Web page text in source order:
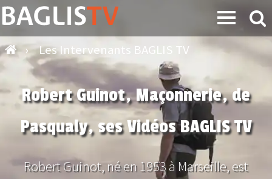
› Les Intervenants BAGLIS TV
Robert Guinot, Maçonnerie, de
Pasqualy, ses Vidéos BAGLIS TV
Robert Guinot, né en 1953 à Marseille, est